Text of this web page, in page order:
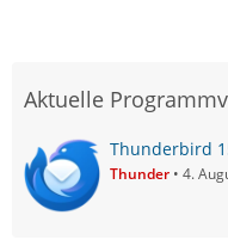
Aktuelle
Thunderbird
Thunder 4.